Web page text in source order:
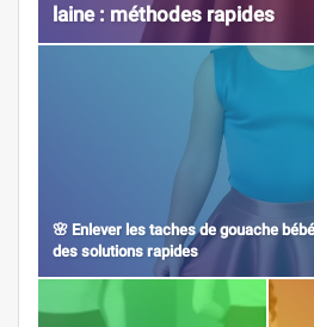
laine : méthodes rapides
🌸 Enlever les taches de gouache
des solutions rapides